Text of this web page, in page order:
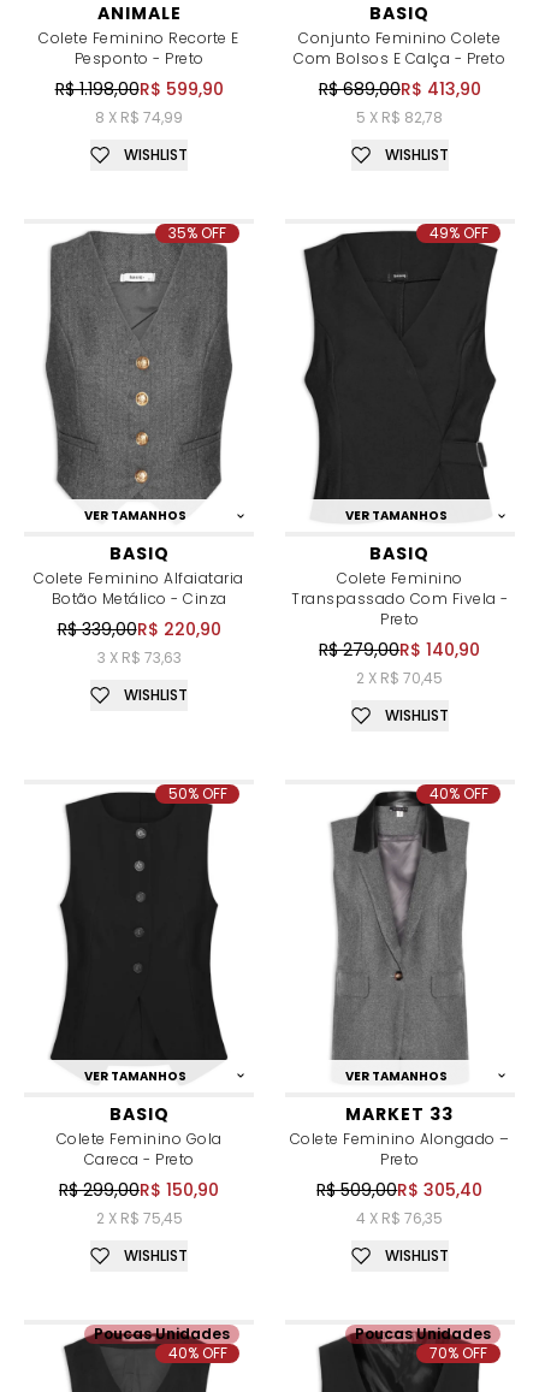
ANIMALE
Colete Feminino Recorte E
Pesponto - Preto
R$ 1.198,00R$ 599,90
8 X R$ 74,99
WISHLIST
BASIQ
Conjunto Feminino Colete
Com Bolsos E Calça - Preto
R$ 689,00R$ 413,90
5 X R$ 82,78
WISHLIST
VER TAMANHOS
BASIQ
Colete Feminino Alfaiataria
Botão Metálico - Cinza
R$ 339,00R$ 220,90
3 X R$ 73,63
35% OFF
WISHLIST
VER TAMANHOS
BASIQ
Colete Feminino
Transpassado Com Fivela -
Preto
R$ 279,00R$ 140,90
2 X R$ 70,45
49% OFF
WISHLIST
VER TAMANHOS
BASIQ
Colete Feminino Gola
Careca - Preto
R$ 299,00R$ 150,90
2 X R$ 75,45
50% OFF
WISHLIST
VER TAMANHOS
MARKET 33
Colete Feminino Alongado –
Preto
R$ 509,00R$ 305,40
4 X R$ 76,35
40% OFF
WISHLIST
Poucas Unidades
40% OFF
Poucas Unidades
70% OFF